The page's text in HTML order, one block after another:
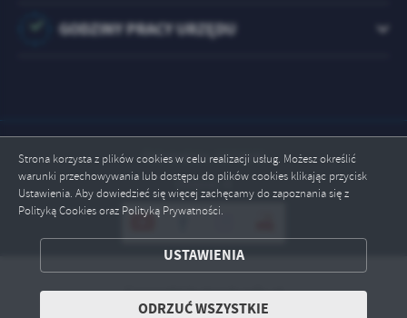
Strona korzysta z plików cookies w celu realizacji usług. Możesz określić
warunki przechowywania lub dostępu do plików cookies klikając przycisk
Ustawienia. Aby dowiedzieć się więcej zachęcamy do zapoznania się z
Polityką Cookies oraz Polityką Prywatności.
USTAWIENIA
ODRZUĆ WSZYSTKIE
ZAPISZ WYBRANE
GODZINY PRACY URZĘDU
Odwiedzin: 1073546
Online: 4
Copyright by brody.info.pl